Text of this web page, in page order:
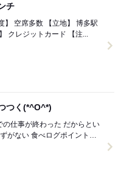
チ
隣接、博多バスターミナル8階 【支払方法】 クレジットカード 【注...
つく(*^O^*)
ポイントも